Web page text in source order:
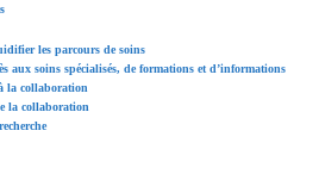
les parcours de soins
aux soins spécialisés, de formations et d’informations
la collaboration
la collaboration